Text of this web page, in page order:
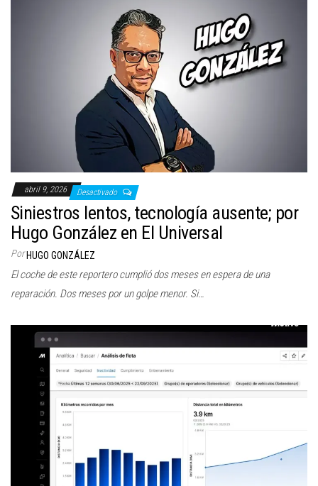
abril 9, 2026 Desactivado
Siniestros lentos, tecnología ausente; por
Hugo González en El Universal
Por HUGO GONZÁLEZ
El coche de este reportero cumplió dos meses en espera de una
reparación. Dos meses por un golpe menor. Si…